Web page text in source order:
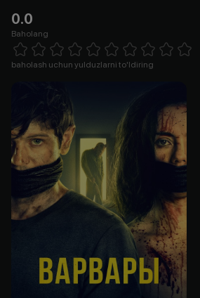
0.0
Baholang
1 Star 2 Stars 3 Stars 4 Stars5 Stars 6 Stars7 Stars8 Stars
baholash uchun yulduzlarni to'ldiring